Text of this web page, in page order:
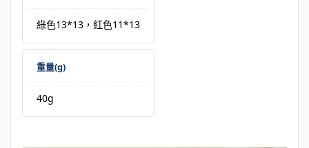
綠色13*13，紅色11*13
重量(g)
40g